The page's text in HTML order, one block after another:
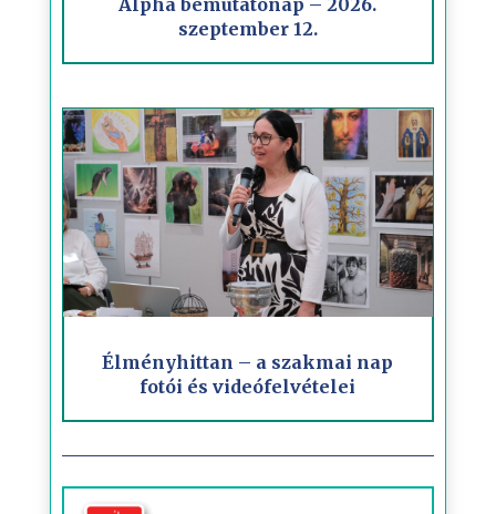
szeptember 12.
Élményhittan – a szakmai nap
fotói és videófelvételei